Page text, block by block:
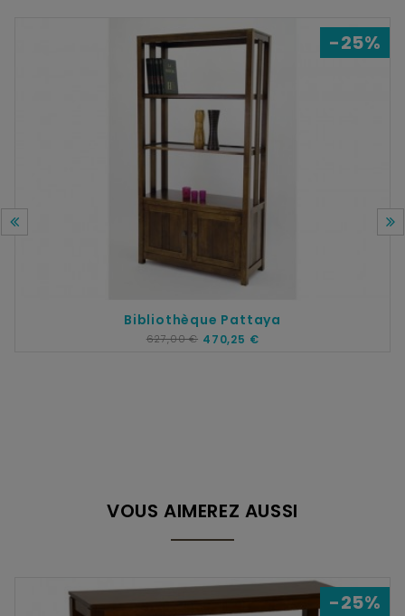
-25%
Bibliothèque Pattaya
627,00 € 470,25 €
VOUS AIMEREZ AUSSI
-25%